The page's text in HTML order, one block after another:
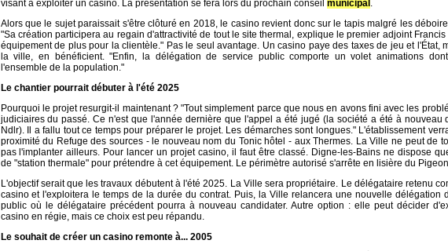
visant à exploiter un casino. La présentation se fera lors du prochain conseil municipal .
Alors que le sujet paraissait s'être clôturé en 2018, le casino revient donc sur le tapis malgré les
"Sa création participera au regain d'attractivité de tout le site thermal, explique le premier adjoint Francis
équipement de plus pour la clientèle." Pas le seul avantage. Un casino paye des taxes de jeu et l'État,
la ville, en bénéficient. "Enfin, la délégation de service public comporte un volet animations
l'ensemble de la population."
Le chantier pourrait débuter à l'été 2025
Pourquoi le projet resurgit-il maintenant ? "Tout simplement parce que nous en avons fini avec les
judiciaires du passé. Ce n'est que l'année dernière que l'appel a été jugé (la société a été à nouveau
Ndlr). Il a fallu tout ce temps pour préparer le projet. Les démarches sont longues." L'établissement
proximité du Refuge des sources - le nouveau nom du Tonic hôtel - aux Thermes. La Ville ne peut de
pas l'implanter ailleurs. Pour lancer un projet casino, il faut être classé. Digne-les-Bains ne dispose
de "station thermale" pour prétendre à cet équipement. Le périmètre autorisé s'arrête en lisière du
L'objectif serait que les travaux débutent à l'été 2025. La Ville sera propriétaire. Le délégataire retenu
casino et l'exploitera le temps de la durée du contrat. Puis, la Ville relancera une nouvelle délégation
public où le délégataire précédent pourra à nouveau candidater. Autre option : elle peut décider
casino en régie, mais ce choix est peu répandu.
Le souhait de créer un casino remonte à... 2005